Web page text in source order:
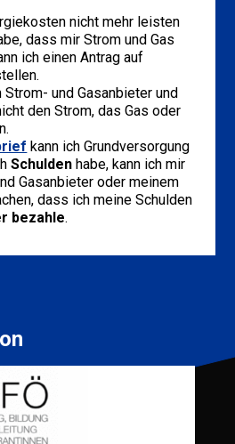
nicht mehr leisten
dass mir Strom und Gas
ich einen Antrag auf
Strom- und Gasanbieter und
den Strom, das Gas oder
kann ich Grundversorgung
Schulden habe, kann ich mir
Gasanbieter oder meinem
dass ich meine Schulden
bezahle.